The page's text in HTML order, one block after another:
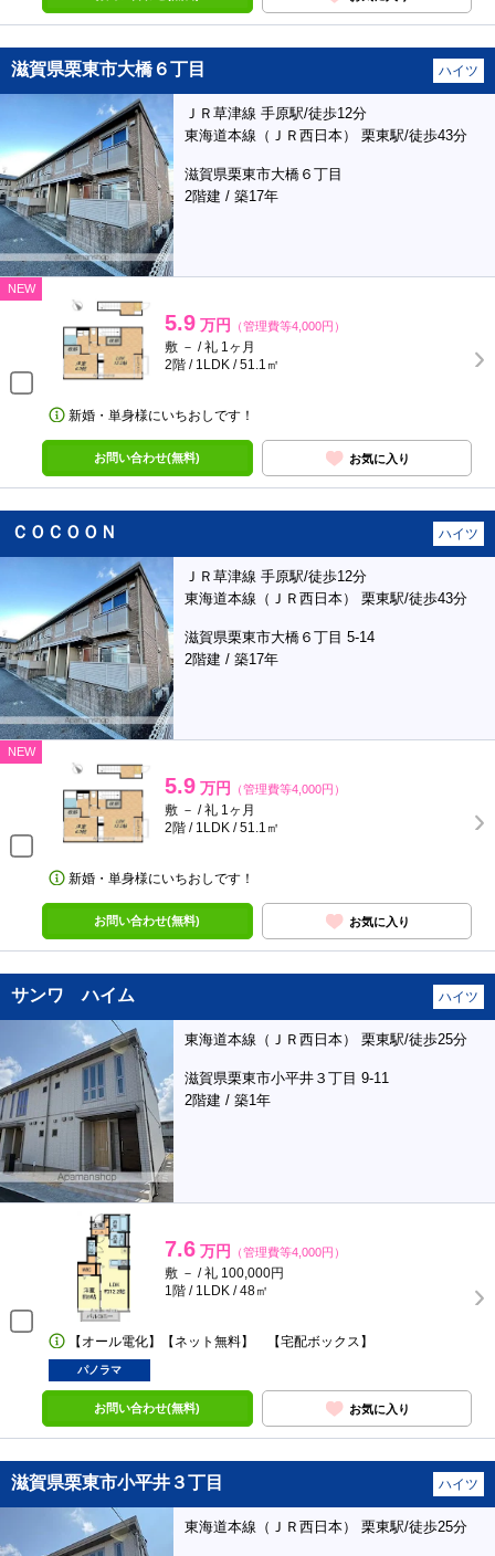
滋賀県栗東市大橋６丁目 ハイツ
ＪＲ草津線 手原駅/徒歩12分
東海道本線（ＪＲ西日本） 栗東駅/徒歩43分
滋賀県栗東市大橋６丁目
2階建 / 築17年
NEW
5.9 万円 （管理費等4,000円）
敷 － / 礼 1ヶ月
2階 / 1LDK / 51.1㎡
新婚・単身様にいちおしです！
お問い合わせ(無料) お気に入り
ＣＯＣＯＯＮ ハイツ
ＪＲ草津線 手原駅/徒歩12分
東海道本線（ＪＲ西日本） 栗東駅/徒歩43分
滋賀県栗東市大橋６丁目 5-14
2階建 / 築17年
NEW
5.9 万円 （管理費等4,000円）
敷 － / 礼 1ヶ月
2階 / 1LDK / 51.1㎡
新婚・単身様にいちおしです！
お問い合わせ(無料) お気に入り
サンワ ハイム ハイツ
東海道本線（ＪＲ西日本） 栗東駅/徒歩25分
滋賀県栗東市小平井３丁目 9-11
2階建 / 築1年
7.6 万円 （管理費等4,000円）
敷 － / 礼 100,000円
1階 / 1LDK / 48㎡
【オール電化】【ネット無料】 【宅配ボックス】
パノラマ
お問い合わせ(無料) お気に入り
滋賀県栗東市小平井３丁目 ハイツ
東海道本線（ＪＲ西日本） 栗東駅/徒歩25分